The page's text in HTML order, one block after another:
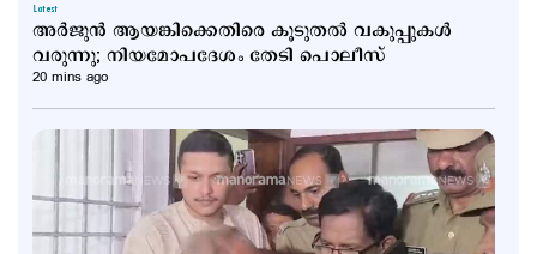
Latest
അര്‍ജുന്‍ ആയങ്കിക്കെതിരെ കൂടുതല്‍ വകുപ്പുകള്‍
വരുന്നു; നിയമോപദേശം തേടി പൊലീസ്
20 mins ago